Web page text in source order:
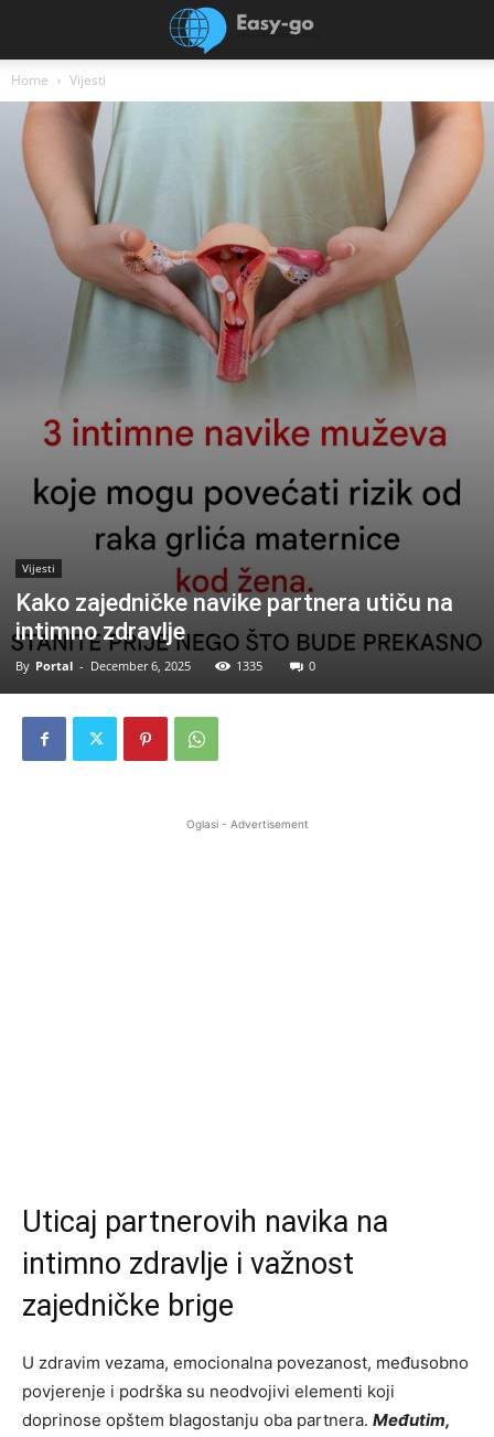
Home Vijesti
Vijesti
Kako zajedničke navike partnera utiču na
intimno zdravlje
By Portal - December 6, 2025 1335 0
Oglasi - Advertisement
Uticaj partnerovih navika na
intimno zdravlje i važnost
zajedničke brige
U zdravim vezama, emocionalna povezanost, međusobno
povjerenje i podrška su neodvojivi elementi koji
doprinose opštem blagostanju oba partnera. Međutim,